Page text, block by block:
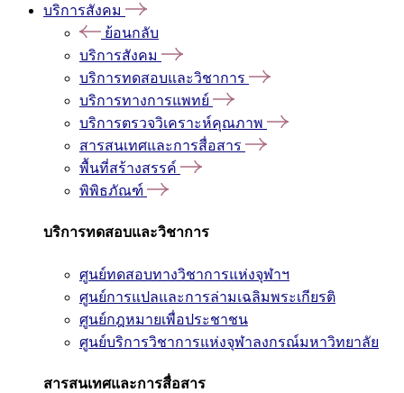
บริการสังคม
ย้อนกลับ
บริการสังคม
บริการทดสอบและวิชาการ
บริการทางการแพทย์
บริการตรวจวิเคราะห์คุณภาพ
สารสนเทศและการสื่อสาร
พื้นที่สร้างสรรค์
พิพิธภัณฑ์
บริการทดสอบและวิชาการ
ศูนย์ทดสอบทางวิชาการแห่งจุฬาฯ
ศูนย์การแปลและการล่ามเฉลิมพระเกียรติ
ศูนย์กฎหมายเพื่อประชาชน
ศูนย์บริการวิชาการแห่งจุฬาลงกรณ์มหาวิทยาลัย
สารสนเทศและการสื่อสาร